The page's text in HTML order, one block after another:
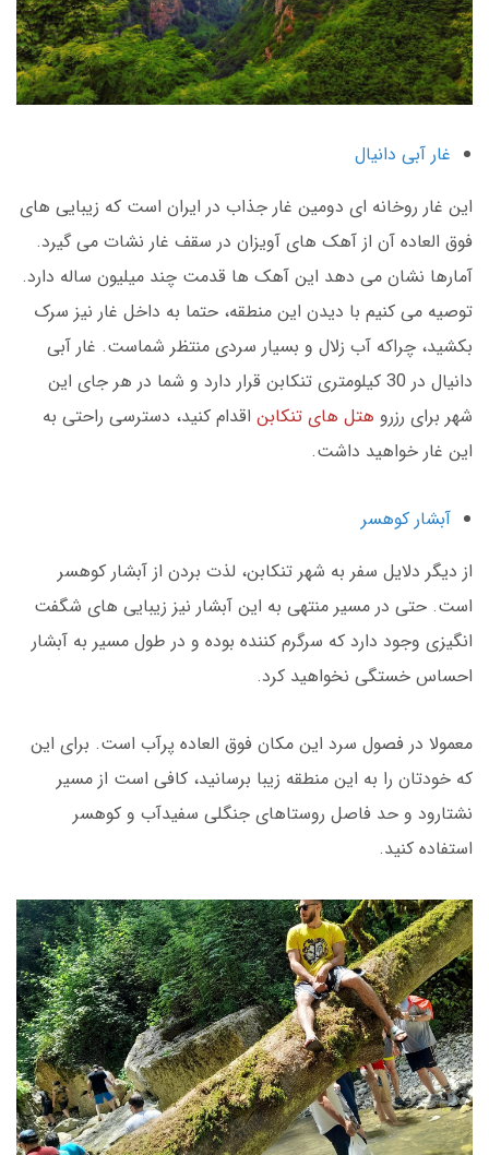
غار آبی دانیال
این غار روخانه ای دومین غار جذاب در ایران است که زیبایی های
فوق العاده آن از آهک های آویزان در سقف غار نشات می گیرد.
آمارها نشان می دهد این آهک ها قدمت چند میلیون ساله دارد.
توصیه می کنیم با دیدن این منطقه، حتما به داخل غار نیز سرک
بکشید، چراکه آب زلال و بسیار سردی منتظر شماست. غار آبی
دانیال در 30 کیلومتری تنکابن قرار دارد و شما در هر جای این
شهر برای رزرو هتل های تنکابن اقدام کنید، دسترسی راحتی به
این غار خواهید داشت.
آبشار کوهسر
از دیگر دلایل سفر به شهر تنکابن، لذت بردن از آبشار کوهسر
است. حتی در مسیر منتهی به این آبشار نیز زیبایی های شگفت
انگیزی وجود دارد که سرگرم کننده بوده و در طول مسیر به آبشار
احساس خستگی نخواهید کرد.
معمولا در فصول سرد این مکان فوق العاده پرآب است. برای این
که خودتان را به این منطقه زیبا برسانید، کافی است از مسیر
نشتارود و حد فاصل روستاهای جنگلی سفیدآب و کوهسر
استفاده کنید.